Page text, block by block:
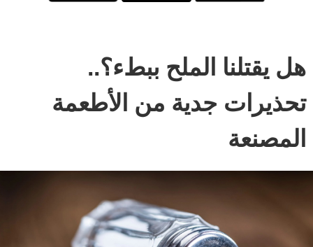
هل يقتلنا الملح ببطء؟..
تحذيرات جدية من الأطعمة
المصنعة